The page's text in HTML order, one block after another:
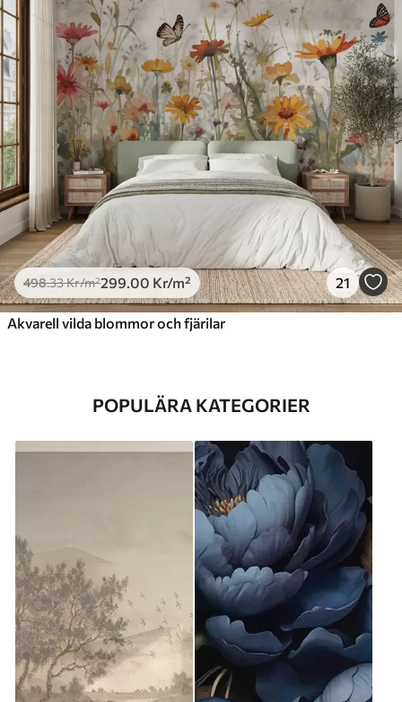
498.33Kr/m²299 .00 Kr/m² 21
Akvarell vilda blommor och fjärilar
POPULÄRA KATEGORIER